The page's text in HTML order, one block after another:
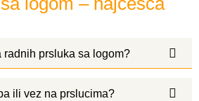
radnih prsluka sa logom?
ili vez na prslucima?